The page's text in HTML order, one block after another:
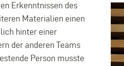
Erkenntnissen des
Materialien einen
hinter einer
der anderen Teams
Person musste